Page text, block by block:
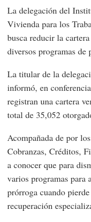
La delegación del
Vivienda para los
busca reducir la
diversos programas de
La titular de la
informó, en
registran una cartera
total de 35,052
Acompañada de por
Cobranzas, Créditos,
a conocer que para
varios programas para
prórroga cuando
recuperación